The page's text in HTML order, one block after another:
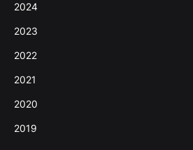
2024
2023
2022
2021
2020
2019